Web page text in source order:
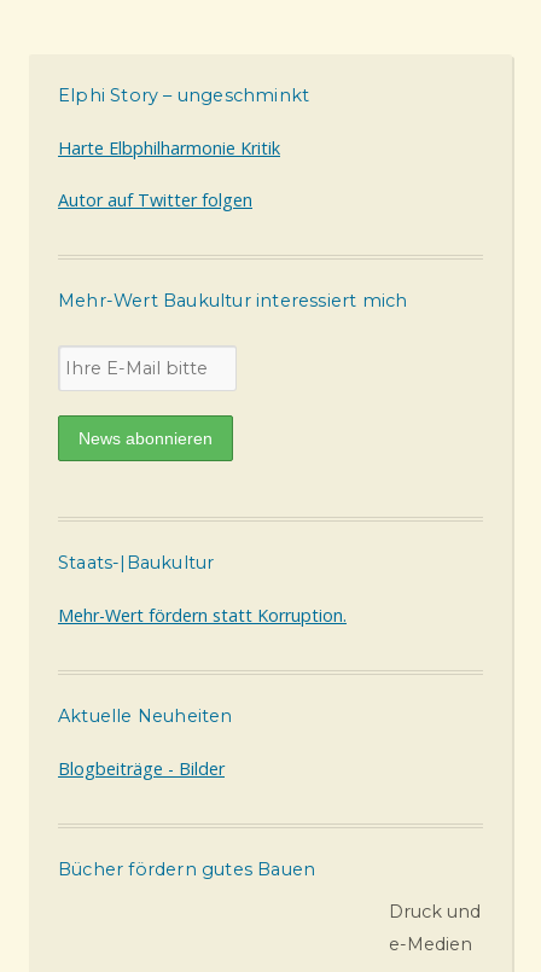
Elphi Story – ungeschminkt
Harte Elbphilharmonie Kritik
Autor auf Twitter folgen
Mehr-Wert Baukultur interessiert mich
Staats-|Baukultur
Mehr-Wert fördern statt Korruption.
Aktuelle Neuheiten
Blogbeiträge - Bilder
Bücher fördern gutes Bauen
Druck und
e-Medien